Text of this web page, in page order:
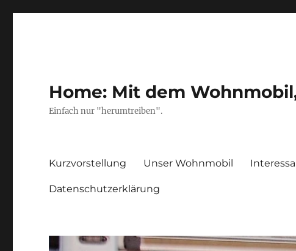
Home: Mit dem
Einfach nur "herumtreiben".
Kurzvorstellung Unser Wohnmobil
Datenschutzerklärung